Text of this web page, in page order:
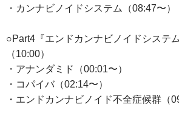
・カンナビノイドシステム（08:47〜）
○Part4『エンドカンナビノイドシステ
（10:00）
・アナンダミド（00:01〜）
・コパイバ（02:14〜）
・エンドカンナビノイド不全症候群（